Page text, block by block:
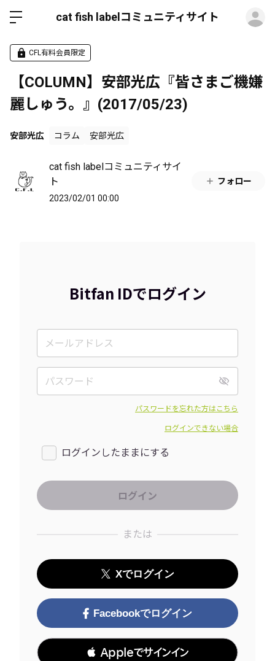
cat fish labelコミュニティサイト
CFL有料会員限定
【COLUMN】安部光広『皆さまご機嫌
麗しゅう。』(2017/05/23)
安部光広 コラム 安部光広
cat fish labelコミュニティサイ
ト
2023/02/01 00:00
フォロー
Bitfan IDでログイン
パスワードを忘れた方はこちら
ログインできない場合
ログインしたままにする
または
Xでログイン
Facebookでログイン
 Appleでサインイン